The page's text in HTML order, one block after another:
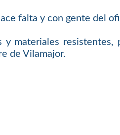
falta y con gente del
y materiales
de Vilamajor.